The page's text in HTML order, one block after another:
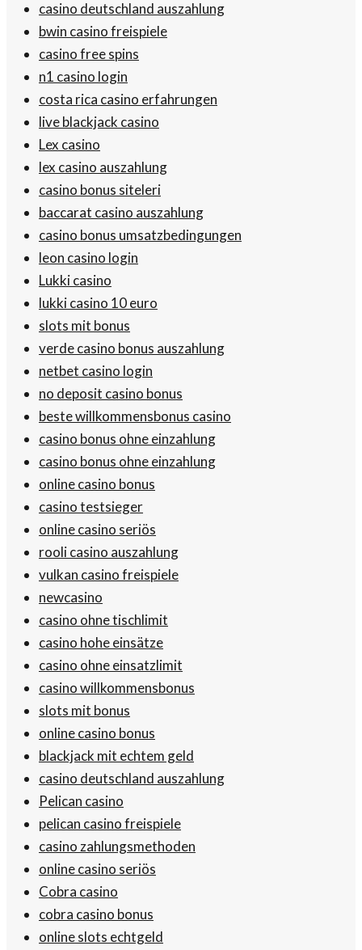
casino deutschland auszahlung
bwin casino freispiele
casino free spins
n1 casino login
costa rica casino erfahrungen
live blackjack casino
Lex casino
lex casino auszahlung
casino bonus siteleri
baccarat casino auszahlung
casino bonus umsatzbedingungen
leon casino login
Lukki casino
lukki casino 10 euro
slots mit bonus
verde casino bonus auszahlung
netbet casino login
no deposit casino bonus
beste willkommensbonus casino
casino bonus ohne einzahlung
casino bonus ohne einzahlung
online casino bonus
casino testsieger
online casino seriös
rooli casino auszahlung
vulkan casino freispiele
newcasino
casino ohne tischlimit
casino hohe einsätze
casino ohne einsatzlimit
casino willkommensbonus
slots mit bonus
online casino bonus
blackjack mit echtem geld
casino deutschland auszahlung
Pelican casino
pelican casino freispiele
casino zahlungsmethoden
online casino seriös
Cobra casino
cobra casino bonus
online slots echtgeld